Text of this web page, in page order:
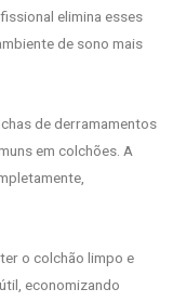
elimina esses
de sono mais
de derramamentos
em colchões. A
o colchão limpo e
economizando